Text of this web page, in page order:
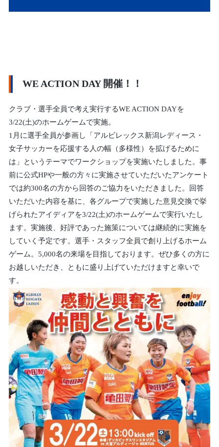
WE ACTION DAY 開催！！
クラブ・選手全員で考え実行するWE ACTION DAYを
3/22(土)のホームゲームで実施。
1月に選手全員が参画し「アルビレックス新潟レディース・
女子サッカーを応援する人の幅（多様性）を拡げるために
は」というテーマでワークショップを実施いたしました。事
前に公式HPや一般の方々に実施させていただいたアンケート
では約300名の方から回答のご協力をいただきました。回答
いただいた内容を基に、各グループで実施した意見交換で挙
げられたアイディアを3/22(土)のホームゲームで実行いたし
ます。実施後、好評であった施策については継続的に実施を
していく予定です。選手・スタッフ全員で創り上げるホーム
ゲーム。5,000名の来場を目指しております。ぜひ多くの方に
お越しいただき、ともに盛り上げていただけますと幸いで
す。